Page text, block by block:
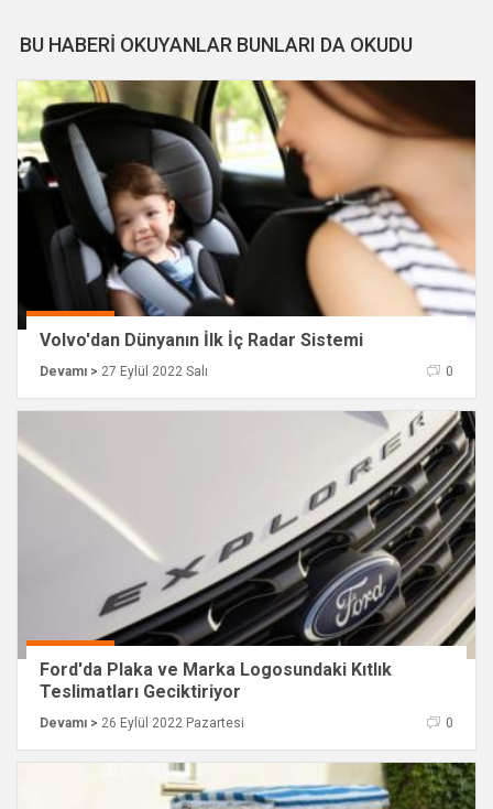
BU HABERİ OKUYANLAR BUNLARI DA OKUDU
Volvo'dan Dünyanın İlk İç Radar Sistemi
Devamı > 27 Eylül 2022 Salı 0
Ford'da Plaka ve Marka Logosundaki Kıtlık
Teslimatları Geciktiriyor
Devamı > 26 Eylül 2022 Pazartesi 0